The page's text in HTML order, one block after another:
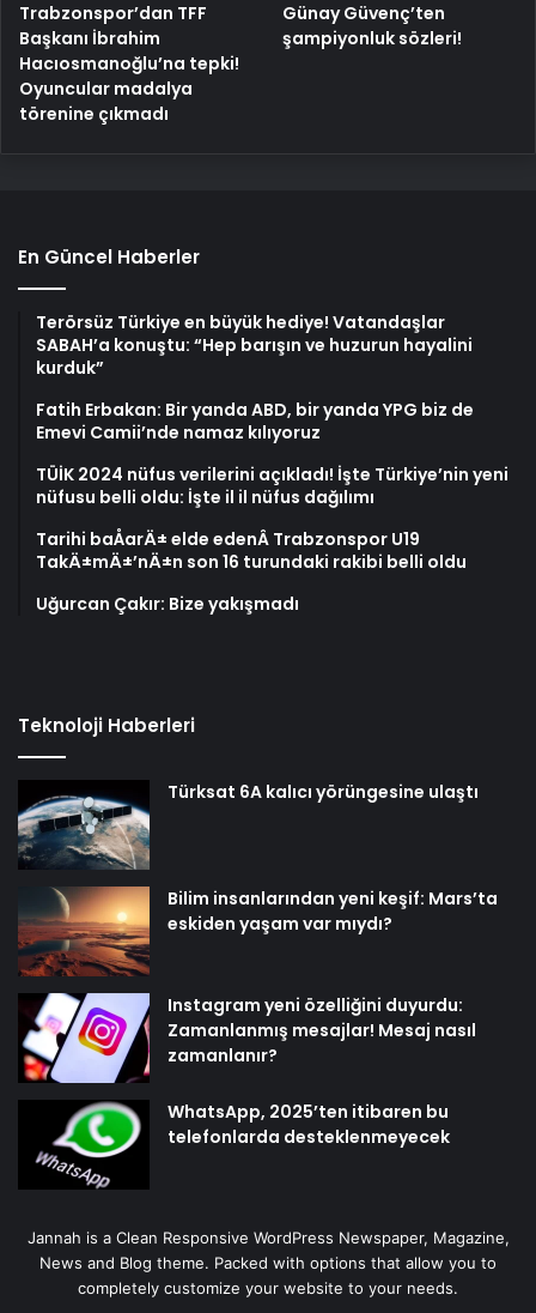
Trabzonspor’dan TFF
Başkanı İbrahim
Hacıosmanoğlu’na tepki!
Oyuncular madalya
törenine çıkmadı
Günay Güvenç’ten
şampiyonluk sözleri!
En Güncel Haberler
Terörsüz Türkiye en büyük hediye! Vatandaşlar
SABAH’a konuştu: “Hep barışın ve huzurun hayalini
kurduk”
Fatih Erbakan: Bir yanda ABD, bir yanda YPG biz de
Emevi Camii’nde namaz kılıyoruz
TÜİK 2024 nüfus verilerini açıkladı! İşte Türkiye’nin yeni
nüfusu belli oldu: İşte il il nüfus dağılımı
Tarihi baÅarÄ± elde edenÂ Trabzonspor U19
TakÄ±mÄ±’nÄ±n son 16 turundaki rakibi belli oldu
Uğurcan Çakır: Bize yakışmadı
Teknoloji Haberleri
Türksat 6A kalıcı yörüngesine ulaştı
Bilim insanlarından yeni keşif: Mars’ta
eskiden yaşam var mıydı?
Instagram yeni özelliğini duyurdu:
Zamanlanmış mesajlar! Mesaj nasıl
zamanlanır?
WhatsApp, 2025’ten itibaren bu
telefonlarda desteklenmeyecek
Jannah is a Clean Responsive WordPress Newspaper, Magazine,
News and Blog theme. Packed with options that allow you to
completely customize your website to your needs.